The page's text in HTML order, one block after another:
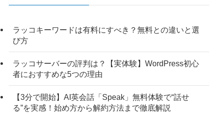
ラッコキーワードは有料にすべき？無料との違いと選
び方
ラッコサーバーの評判は？【実体験】WordPress初心
者におすすめな5つの理由
【3分で開始】AI英会話「Speak」無料体験で“話せ
る”を実感！始め方から解約方法まで徹底解説